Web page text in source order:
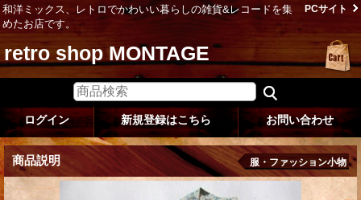
和洋ミックス、レトロでかわいい暮らしの雑貨&レコードを集
めたお店です。
PCサイト
retro shop MONTAGE
ログイン 新規登録はこちら お問い合わせ
商品説明 服・ファッション小物